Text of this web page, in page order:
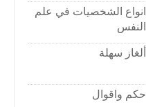
انواع الشخصيات في علم
النفس
ألغاز سهلة
حكم واقوال